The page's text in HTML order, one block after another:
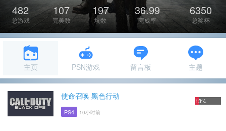
482
总游戏
107
完美数
197
坑数
36.99
完成率
6350
总奖杯
主页 PSN游戏 留言板 主题
使命召唤 黑色行动
PS4 10小时前
13%